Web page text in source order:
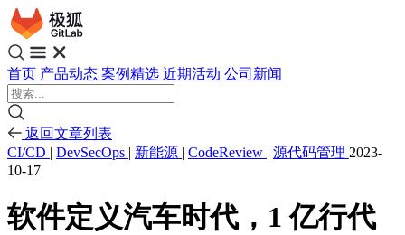
首页 产品动态 案例精选 近期活动 公司新闻
返回文章列表
CI/CD | DevSecOps | 新能源 | CodeReview | 源代码管理 2023-
10-17
软件定义汽车时代，1 亿行代